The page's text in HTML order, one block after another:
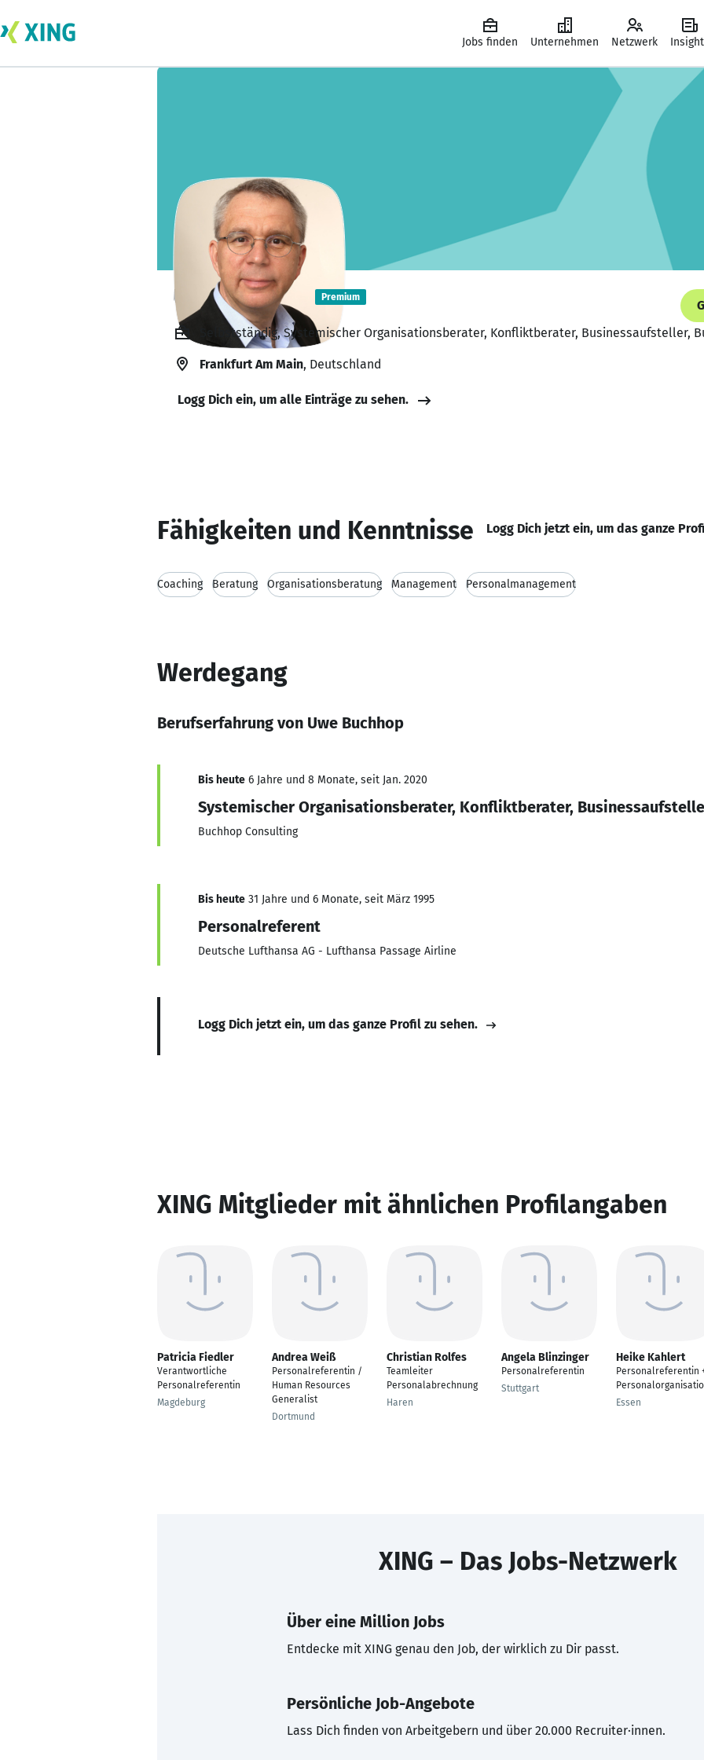
Jobs finden Unternehmen Netzwerk
Uwe Buchhop Premium
Selbstständig, Systemischer Organisationsberater, Konfliktberater, Businessaufsteller,
Frankfurt Am Main, Deutschland
Logg Dich ein, um alle Einträge zu sehen.
Fähigkeiten und Kenntnisse Logg Dich jetzt ein, um das ganze
Coaching Beratung Organisationsberatung Management Personalmanagement
Werdegang
Berufserfahrung von Uwe Buchhop
Bis heute 6 Jahre und 8 Monate, seit Jan. 2020
Systemischer Organisationsberater, Konfliktberater,
Buchhop Consulting
Bis heute 31 Jahre und 6 Monate, seit März 1995
Personalreferent
Deutsche Lufthansa AG - Lufthansa Passage Airline
Logg Dich jetzt ein, um das ganze Profil zu sehen.
XING Mitglieder mit ähnlichen Profilangaben
Patricia Fiedler
Verantwortliche
Personalreferentin
Magdeburg
Andrea Weiß
Personalreferentin /
Human Resources
Generalist
Dortmund
Christian Rolfes
Teamleiter
Personalabrechnung
Haren
Angela Blinzinger
Personalreferentin
Stuttgart
Heike Kahlert
Personalreferentin
Essen
XING – Das Jobs-Netzwerk
Über eine Million Jobs
Entdecke mit XING genau den Job, der wirklich zu Dir passt.
Persönliche Job-Angebote
Lass Dich finden von Arbeitgebern und über 20.000 Recruiter·innen.